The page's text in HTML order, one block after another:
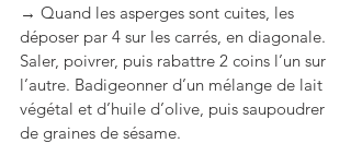
→ Quand les asperges sont cuites, les
déposer par 4 sur les carrés, en diagonale.
Saler, poivrer, puis rabattre 2 coins l’un sur
l’autre. Badigeonner d’un mélange de lait
végétal et d’huile d’olive, puis saupoudrer
de graines de sésame.